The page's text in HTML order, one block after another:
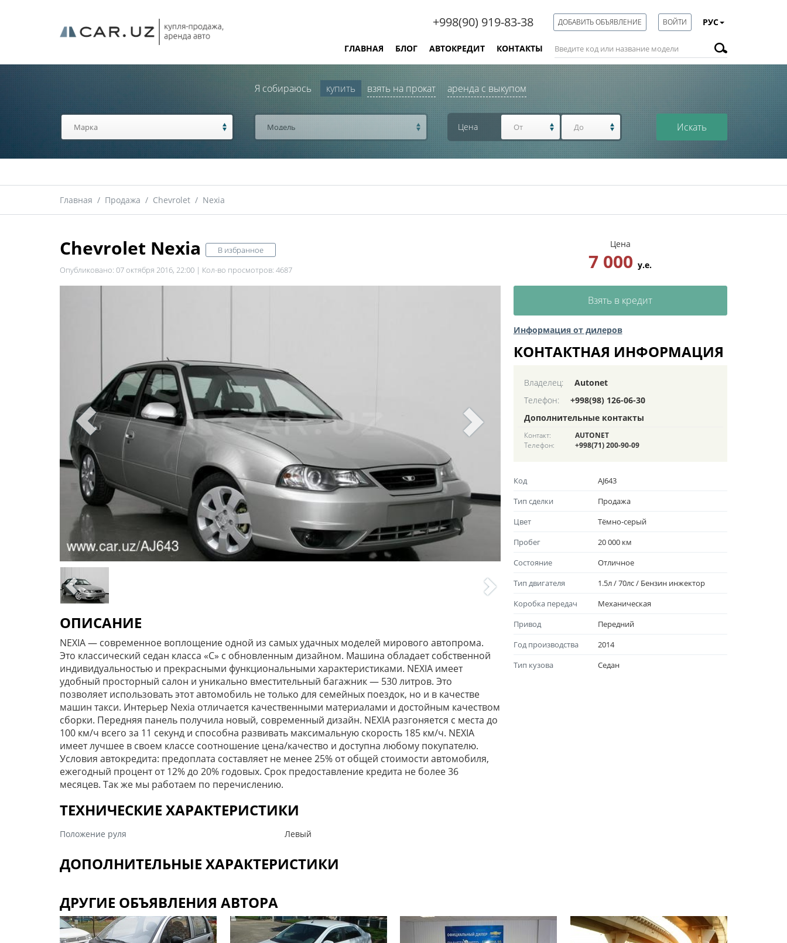
+998(90) 919-83-38 ДОБАВИТЬ ОБЪЯВЛЕНИЕ ВОЙТИ РУС
ГЛАВНАЯ БЛОГ АВТОКРЕДИТ КОНТАКТЫ
Я собираюсь купить взять на прокат аренда с выкупом
Модель Цена Искать
Главная / Продажа / Chevrolet / Nexia
Chevrolet Nexia
В избранное
Опубликовано: 07 октября 2016, 22:00 | Кол-во просмотров: 4687
Цена
7 000у.е.
ОПИСАНИЕ
NEXIA — современное воплощение одной из самых удачных моделей мирового автопрома.
Это классический седан класса «С» с обновленным дизайном. Машина обладает собственной
индивидуальностью и прекрасными функциональными характеристиками. NEXIA имеет
удобный просторный салон и уникально вместительный багажник — 530 литров. Это
позволяет использовать этот автомобиль не только для семейных поездок, но и в качестве
машин такси. Интерьер Nexia отличается качественными материалами и достойным качеством
сборки. Передняя панель получила новый, современный дизайн. NEXIA разгоняется с места до
100 км/ч всего за 11 секунд и способна развивать максимальную скорость 185 км/ч. NEXIA
имеет лучшее в своем классе соотношение цена/качество и доступна любому покупателю.
Условия автокредита: предоплата составляет не менее 25% от общей стоимости автомобиля,
ежегодный процент от 12% до 20% годовых. Срок предоставление кредита не более 36
месяцев. Так же мы работаем по перечислению.
ТЕХНИЧЕСКИЕ ХАРАКТЕРИСТИКИ
Положение руля Левый
ДОПОЛНИТЕЛЬНЫЕ ХАРАКТЕРИСТИКИ
Взять в кредит
Информация от дилеров
КОНТАКТНАЯ ИНФОРМАЦИЯ
Владелец:
Autonet
Телефон:
+998(98) 126-06-30
Дополнительные контакты
Контакт:
AUTONET
Телефон:
+998(71) 200-90-09
Код
AJ643
Тип сделки
Продажа
Цвет
Тёмно-серый
Пробег
20 000 км
Состояние
Отличноe
Тип двигателя
1.5л / 70лс / Бензин инжектор
Коробка передач
Механическая
Привод
Передний
Год производства
2014
Тип кузова
Седан
ДРУГИЕ ОБЪЯВЛЕНИЯ АВТОРА